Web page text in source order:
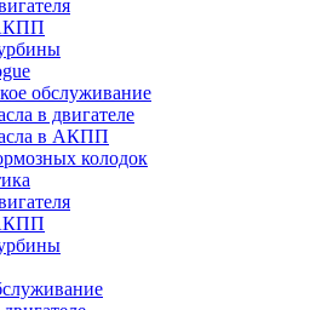
обслуживание
в двигателе
в АКПП
колодок